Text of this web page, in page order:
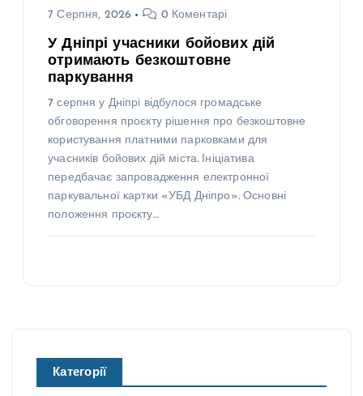
7 Серпня, 2026 0 Коментарі
У Дніпрі учасники бойових дій
отримають безкоштовне
паркування
7 серпня у Дніпрі відбулося громадське
обговорення проєкту рішення про безкоштовне
користування платними парковками для
учасників бойових дій міста. Ініціатива
передбачає запровадження електронної
паркувальної картки «УБД Дніпро». Основні
положення проєкту…
Категорії